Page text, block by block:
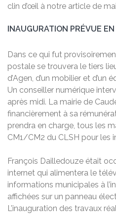
clin d’œil à notre article de
INAUGURATION PRÉVUE
Dans ce qui fut
postale se trouvera le tiers
d’Agen, d’un mobilier et
Un conseiller numérique
après midi. La mairie de
financièrement à sa
prendra en charge, tous les
CM1/CM2 du CLSH pour les
François Dailledouze était
internet qui alimentera le
informations municipales à
affichées sur un panneau
L’inauguration des travaux